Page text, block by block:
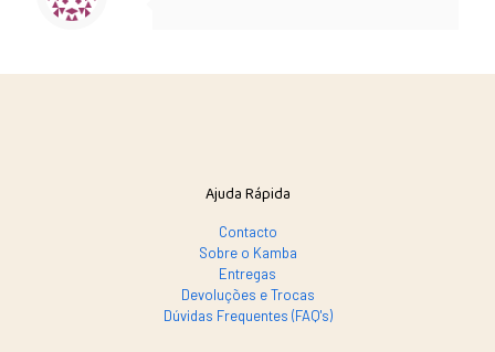
Ajuda Rápida
Contacto
Sobre o Kamba
Entregas
Devoluções e Trocas
Dúvidas Frequentes (FAQ's)